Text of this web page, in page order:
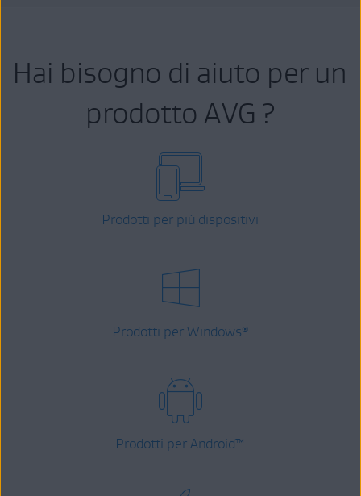
Hai bisogno di aiuto per un
prodotto AVG ?
Prodotti per più dispositivi
Prodotti per Windows®
Prodotti per Android™